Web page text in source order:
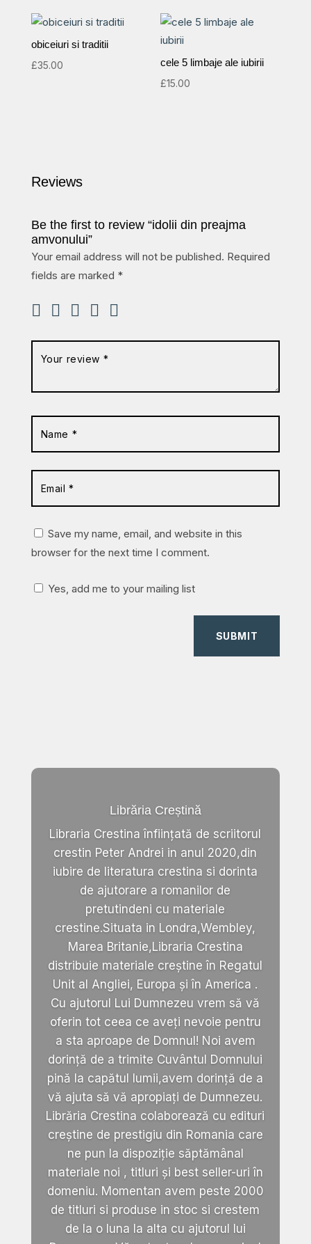
obiceiuri si traditii
£35.00
cele 5 limbaje ale iubirii
£15.00
Reviews
Be the first to review “idolii din preajma
amvonului”
Your email address will not be published. Required
fields are marked *
Save my name, email, and website in this
browser for the next time I comment.
Yes, add me to your mailing list
SUBMIT
Librăria Creștină
Libraria Crestina înființată de scriitorul
crestin Peter Andrei in anul 2020,din
iubire de literatura crestina si dorinta
de ajutorare a romanilor de
pretutindeni cu materiale
crestine.Situata in Londra,Wembley,
Marea Britanie,Libraria Crestina
distribuie materiale creștine în Regatul
Unit al Angliei, Europa și în America .
Cu ajutorul Lui Dumnezeu vrem să vă
oferin tot ceea ce aveți nevoie pentru
a sta aproape de Domnul! Noi avem
dorință de a trimite Cuvântul Domnului
pină la capătul lumii,avem dorință de a
vă ajuta să vă apropiați de Dumnezeu.
Librăria Crestina colaborează cu edituri
creștine de prestigiu din Romania care
ne pun la dispoziție săptămânal
materiale noi , titluri și best seller-uri în
domeniu. Momentan avem peste 2000
de titluri si produse in stoc si crestem
de la o luna la alta cu ajutorul lui